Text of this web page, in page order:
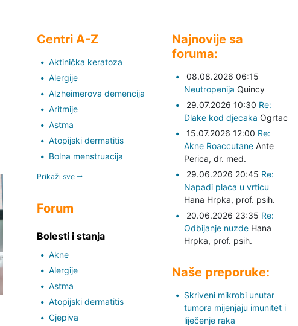
Centri A-Z
Aktinička keratoza
Alergije
Alzheimerova demencija
Aritmije
Astma
Atopijski dermatitis
Bolna menstruacija
Prikaži sve
Forum
Bolesti i stanja
Akne
Alergije
Astma
Atopijski dermatitis
Cjepiva
Najnovije sa
foruma:
08.08.2026 06:15
Neutropenija Quincy
29.07.2026 10:30 Re:
Dlake kod djecaka Ogrtac
15.07.2026 12:00 Re:
Akne Roaccutane Ante
Perica, dr. med.
29.06.2026 20:45 Re:
Napadi placa u vrticu
Hana Hrpka, prof. psih.
20.06.2026 23:35 Re:
Odbijanje nuzde Hana
Hrpka, prof. psih.
Naše preporuke:
Skriveni mikrobi unutar
tumora mijenjaju imunitet i
liječenje raka